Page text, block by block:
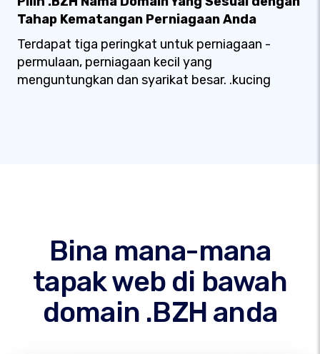
Tahap Kematangan Perniagaan Anda
Terdapat tiga peringkat untuk perniagaan -
permulaan, perniagaan kecil yang
menguntungkan dan syarikat besar. .kucing
Bina mana-mana
tapak web di bawah
domain .BZH anda